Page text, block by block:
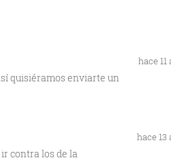
quisiéramos enviarte un
hace 11
contra los de la
hace 13